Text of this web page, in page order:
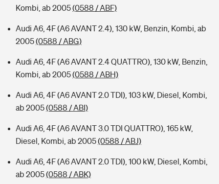
Kombi, ab 2005(0588 / ABF)
Audi A6, 4F (A6 AVANT 2.4), 130 kW, Benzin, Kombi, ab
2005(0588 / ABG)
Audi A6, 4F (A6 AVANT 2.4 QUATTRO), 130 kW, Benzin,
Kombi, ab 2005(0588 / ABH)
Audi A6, 4F (A6 AVANT 2.0 TDI), 103 kW, Diesel, Kombi,
ab 2005(0588 / ABI)
Audi A6, 4F (A6 AVANT 3.0 TDI QUATTRO), 165 kW,
Diesel, Kombi, ab 2005(0588 / ABJ)
Audi A6, 4F (A6 AVANT 2.0 TDI), 100 kW, Diesel, Kombi,
ab 2005(0588 / ABK)